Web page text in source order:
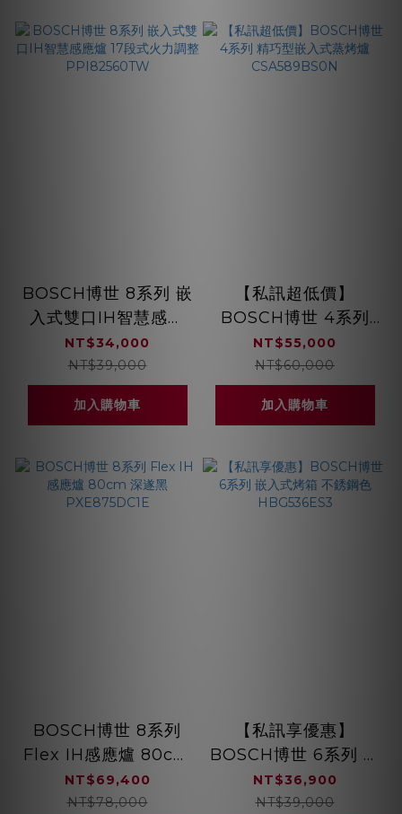
BOSCH博世 8系列 嵌
入式雙口IH智慧感應
爐 17段式火力調整
PPI82560TW
NT$34,000
NT$39,000
加入購物車
【私訊超低價】
BOSCH博世 4系列
精巧型嵌入式蒸烤爐
CSA589BS0N
NT$55,000
NT$60,000
加入購物車
BOSCH博世 8系列
Flex IH感應爐 80cm
深遂黑 PXE875DC1E
NT$69,400
NT$78,000
【私訊享優惠】
BOSCH博世 6系列 嵌
入式烤箱 不銹鋼色
HBG536ES3
NT$36,900
NT$39,000